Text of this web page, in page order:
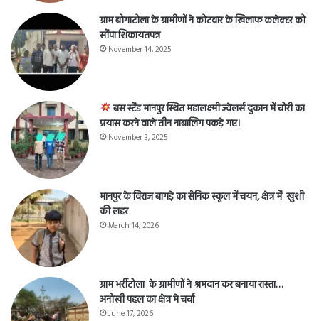
ग्राम बोगाटोला के ग्रामीणों ने कोटवार के खिलाफ कलेक्टर को
सौंपा शिकायतपत्र
November 14, 2025
बस स्टैंड मानपुर स्थित महालक्ष्मी ज्वेलर्स दुकान में चोरी का
प्रयास करने वाले तीन नाबालिग पकड़े गए।
November 3, 2025
मानपुर के विराज बागड़े का सैनिक स्कूल में चयन, क्षेत्र में खुशी
की लहर
March 14, 2026
ग्राम भर्रीटोला के ग्रामीणों ने श्रमदान कर बनाया रास्ता…
अनोखी पहल का क्षेत्र मे चर्चा
June 17, 2026